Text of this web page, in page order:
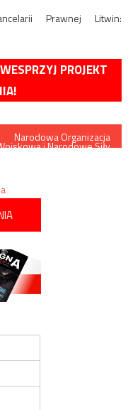
Prawnej Litwin:
PROJEKT
Narodowa Organizacja
i Narodowe Siły